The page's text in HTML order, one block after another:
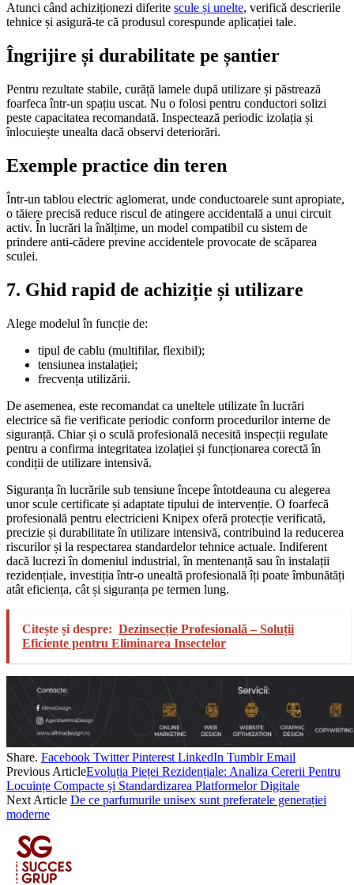
Atunci când achiziționezi diferite scule și unelte, verifică descrierile
tehnice și asigură-te că produsul corespunde aplicației tale.
Îngrijire și durabilitate pe șantier
Pentru rezultate stabile, curăță lamele după utilizare și păstrează
foarfeca într-un spațiu uscat. Nu o folosi pentru conductori solizi
peste capacitatea recomandată. Inspectează periodic izolația și
înlocuiește unealta dacă observi deteriorări.
Exemple practice din teren
Într-un tablou electric aglomerat, unde conductoarele sunt apropiate,
o tăiere precisă reduce riscul de atingere accidentală a unui circuit
activ. În lucrări la înălțime, un model compatibil cu sistem de
prindere anti-cădere previne accidentele provocate de scăparea
sculei.
7. Ghid rapid de achiziție și utilizare
Alege modelul în funcție de:
tipul de cablu (multifilar, flexibil);
tensiunea instalației;
frecvența utilizării.
De asemenea, este recomandat ca uneltele utilizate în lucrări
electrice să fie verificate periodic conform procedurilor interne de
siguranță. Chiar și o sculă profesională necesită inspecții regulate
pentru a confirma integritatea izolației și funcționarea corectă în
condiții de utilizare intensivă.
Siguranța în lucrările sub tensiune începe întotdeauna cu alegerea
unor scule certificate și adaptate tipului de intervenție. O foarfecă
profesională pentru electricieni Knipex oferă protecție verificată,
precizie și durabilitate în utilizare intensivă, contribuind la reducerea
riscurilor și la respectarea standardelor tehnice actuale. Indiferent
dacă lucrezi în domeniul industrial, în mentenanță sau în instalații
rezidențiale, investiția într-o unealtă profesională îți poate îmbunătăți
atât eficiența, cât și siguranța pe termen lung.
Citește și despre: Dezinsecție Profesională – Soluții
Eficiente pentru Eliminarea Insectelor
Share. Facebook Twitter Pinterest LinkedIn Tumblr Email
Previous ArticleEvoluția Pieței Rezidențiale: Analiza Cererii Pentru
Locuințe Compacte și Standardizarea Platformelor Digitale
Next Article De ce parfumurile unisex sunt preferatele generației
moderne